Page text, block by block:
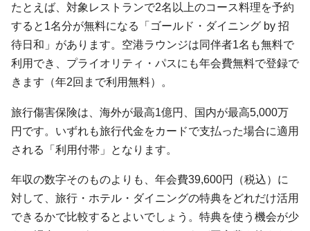
たとえば、対象レストランで2名以上のコース料理を予約
すると1名分が無料になる「ゴールド・ダイニング by 招
待日和」があります。空港ラウンジは同伴者1名も無料で
利用でき、プライオリティ・パスにも年会費無料で登録で
きます（年2回まで利用無料）。
旅行傷害保険は、海外が最高1億円、国内が最高5,000万
円です。いずれも旅行代金をカードで支払った場合に適用
される「利用付帯」となります。
年収の数字そのものよりも、年会費39,600円（税込）に
対して、旅行・ホテル・ダイニングの特典をどれだけ活用
できるかで比較するとよいでしょう。特典を使う機会が少